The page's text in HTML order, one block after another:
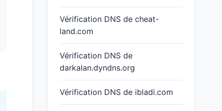
Vérification DNS de cheat-
land.com
Vérification DNS de
darkalan.dyndns.org
Vérification DNS de ibladi.com